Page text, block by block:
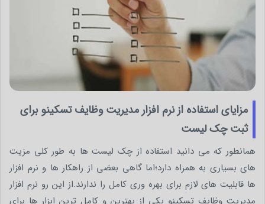
مزایای استفاده از نرم افزار مدیریت وظایف تسکینو برای
ثبت چک لیست
همانطور که می دانید استفاده از چک لیست ها به طور کلی مزیت
های بسیاری به همراه دارد؛اما گاهی بعضی از راهکار ها و نرم افزار
ها قابلیت های لازم برای بهره وری کامل را ندارند.از این رو نرم افزار
مدیریت وظایف تسکینو یکی از بهترین و کامل ترین ابزار ها برای